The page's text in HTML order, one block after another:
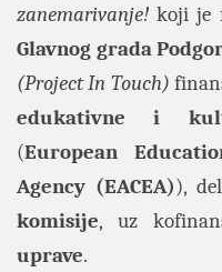
zanemarivanje!koji je
Glavnog grada
(Project In Touch)
edukativne i
(European
Agency (EACEA)),
komisije, uz
uprave.